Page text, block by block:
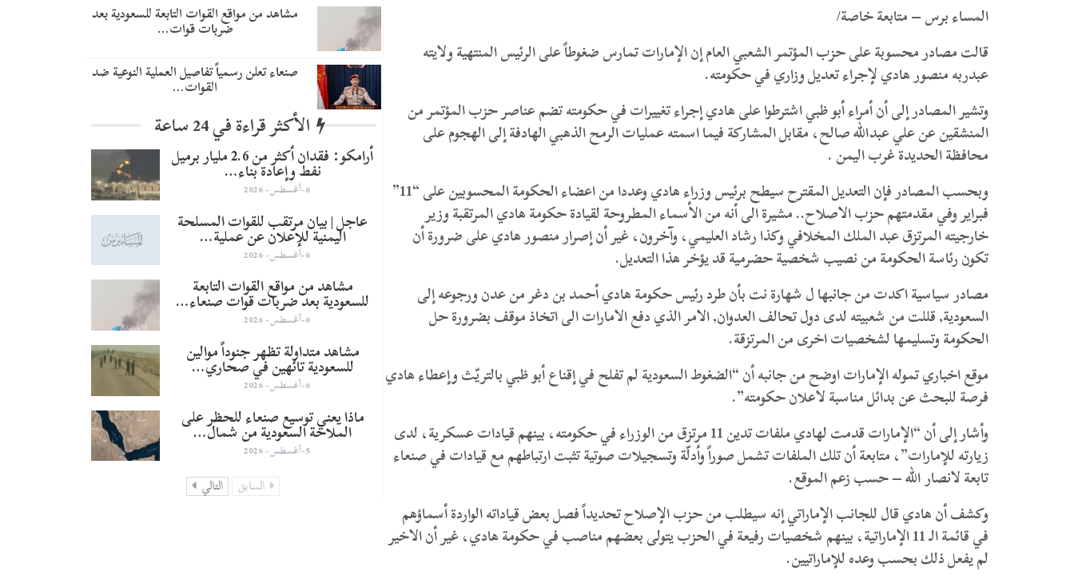
المساء برس – متابعة خاصة/
قالت مصادر محسوبة على حزب المؤتمر الشعبي العام إن الإمارات تمارس ضغوطاً على الرئيس المنتهية ولايته
عبدربه منصور هادي لإجراء تعديل وزاري في حكومته.
وتشير المصادر إلى أن أمراء أبو ظبي اشترطوا على هادي إجراء تغييرات في حكومته تضم عناصر حزب المؤتمر من
المنشقين عن علي عبدالله صالح، مقابل المشاركة فيما اسمته عمليات الرمح الذهبي الهادفة إلى الهجوم على
محافظة الحديدة غرب اليمن .
وبحسب المصادر فإن التعديل المقترح سيطح برئيس وزراء هادي وعددا من اعضاء الحكومة المحسوبين على “11”
فبراير وفي مقدمتهم حزب الاصلاح.. مشيرة الى أنه من الأسماء المطروحة لقيادة حكومة هادي المرتقبة وزير
خارجيته المرتزق عبد الملك المخلافي وكذا رشاد العليمي، وآخرون، غير أن إصرار منصور هادي على ضرورة أن
تكون رئاسة الحكومة من نصيب شخصية حضرمية قد يؤخر هذا التعديل.
مصادر سياسية اكدت من جانبها ل شهارة نت بأن طرد رئيس حكومة هادي أحمد بن دغر من عدن ورجوعه إلى
السعودية, قللت من شعبيته لدى دول تحالف العدوان, الامر الذي دفع الامارات الى اتخاذ موقف بضرورة حل
الحكومة وتسليمها لشخصيات اخرى من المرتزقة.
موقع اخباري تموله الإمارات اوضح من جانبه أن “الضغوط السعودية لم تفلح في إقناع أبو ظبي بالتريّث وإعطاء هادي
فرصة للبحث عن بدائل مناسبة لاعلان حكومته”.
وأشار إلى أن “الإمارات قدمت لهادي ملفات تدين 11 مرتزق من الوزراء في حكومته، بينهم قيادات عسكرية، لدى
زيارته للإمارات”، متابعة أن تلك الملفات تشمل صوراً وأدلّة وتسجيلات صوتية تثبت ارتباطهم مع قيادات في صنعاء
تابعة لانصار الله – حسب زعم الموقع.
وكشف أن هادي قال للجانب الإماراتي إنه سيطلب من حزب الإصلاح تحديداً فصل بعض قياداته الواردة أسماؤهم
في قائمة الـ 11 الإماراتية، بينهم شخصيات رفيعة في الحزب يتولى بعضهم مناصب في حكومة هادي، غير أن الاخير
لم يفعل ذلك بحسب وعده للإماراتيين.
مشاهد من مواقع القوات التابعة للسعودية بعد
ضربات قوات…
صنعاء تعلن رسمياً تفاصيل العملية النوعية ضد
القوات…
الأكثر قراءة في 24 ساعة
أرامكو: فقدان أكثر من 2.6 مليار برميل
نفط وإعادة بناء…
6-أغسطس- 2026
عاجل | بيان مرتقب للقوات المسلحة
اليمنية للإعلان عن عملية…
6-أغسطس- 2026
مشاهد من مواقع القوات التابعة
للسعودية بعد ضربات قوات صنعاء…
6-أغسطس- 2026
مشاهد متداولة تظهر جنوداً موالين
للسعودية تائهين في صحاري…
6-أغسطس- 2026
ماذا يعني توسيع صنعاء للحظر على
الملاحة السعودية من شمال…
5-أغسطس- 2026
السابق التالي